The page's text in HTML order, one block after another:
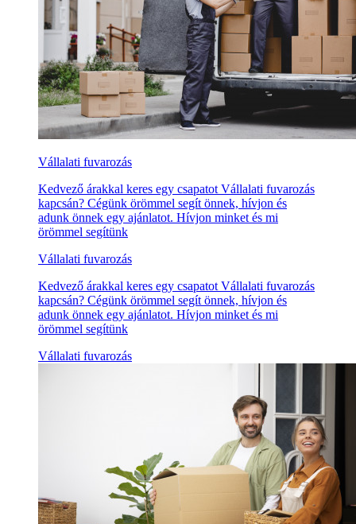
Vállalati fuvarozás
Kedvező árakkal keres egy csapatot Vállalati fuvarozás
kapcsán? Cégünk örömmel segít önnek, hívjon és
adunk önnek egy ajánlatot. Hívjon minket és mi
örömmel segítünk
Vállalati fuvarozás
Kedvező árakkal keres egy csapatot Vállalati fuvarozás
kapcsán? Cégünk örömmel segít önnek, hívjon és
adunk önnek egy ajánlatot. Hívjon minket és mi
örömmel segítünk
Vállalati fuvarozás